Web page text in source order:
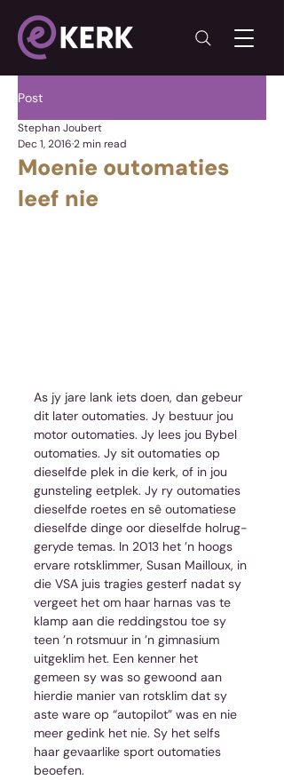
Post
Moenie outomaties
leef nie
Stephan Joubert
Dec 1, 20162 min read
As jy jare lank iets doen, dan gebeur
dit later outomaties. Jy bestuur jou
motor outomaties. Jy lees jou Bybel
outomaties. Jy sit outomaties op
dieselfde plek in die kerk, of in jou
gunsteling eetplek. Jy ry outomaties
dieselfde roetes en sê outomatiese
dieselfde dinge oor dieselfde holrug-
geryde temas. In 2013 het ’n hoogs
ervare rotsklimmer, Susan Mailloux, in
die VSA juis tragies gesterf nadat sy
vergeet het om haar harnas vas te
klamp aan die reddingstou toe sy
teen ’n rotsmuur in ’n gimnasium
uitgeklim het. Een kenner het
gemeen sy was so gewoond aan
hierdie manier van rotsklim dat sy
aste ware op “autopilot” was en nie
meer gedink het nie. Sy het selfs
haar gevaarlike sport outomaties
beoefen.